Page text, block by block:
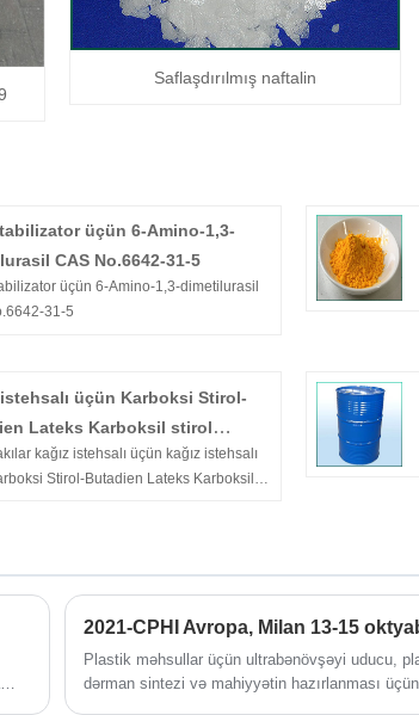
Saflaşdırılmış naftalin
üçün 6-Amino-1,3-
CAS No.6642-31-5
üçün 6-Amino-1,3-dimetilurasil
31-5
istehsalı üçün Karboksi Stirol-
Lateks Karboksil stirol
lateks
kağız istehsalı üçün kağız istehsalı
Stirol-Butadien Lateks Karboksil
düşməyə kömək edim. Birlikdə daha
yaratmaq üçün bizimlə
davam etmək üçün yeni və köhnə
xoş gəlmisiniz! Biz yüksək keyfiyyətli
münasib qiymət, diqqətli xidmət ilə
dostluq əməkdaşlıq əlaqələri
2021-CPHI Avropa, Milan 13-15
Plastik məhsullar üçün ultrabənövşəyi uducu,
dərman sintezi və mahiyyətin hazırlanması